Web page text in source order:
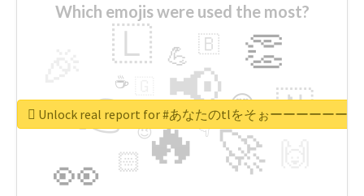
Which emojis were used the most?
🔥
👉 📢
🚀
👀
👏
🇱
🇳
😍
🏻
💪 🇧
👇
🔷
☕
😉
🎡
Unlock real report for #あなたのtlをそぉーーーーーー